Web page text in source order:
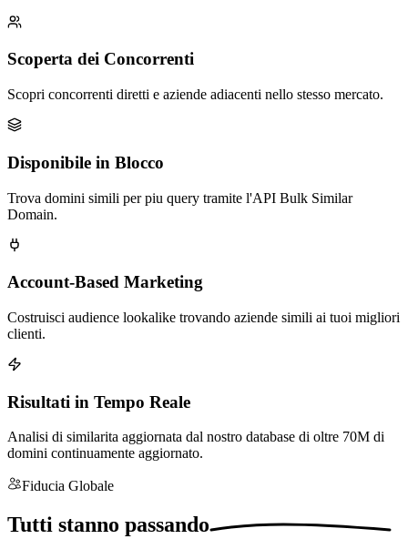
Scoperta dei Concorrenti
Scopri concorrenti diretti e aziende adiacenti nello stesso mercato.
Disponibile in Blocco
Trova domini simili per piu query tramite l'API Bulk Similar
Domain.
Account-Based Marketing
Costruisci audience lookalike trovando aziende simili ai tuoi migliori
clienti.
Risultati in Tempo Reale
Analisi di similarita aggiornata dal nostro database di oltre 70M di
domini continuamente aggiornato.
Fiducia Globale
Tutti stanno passando